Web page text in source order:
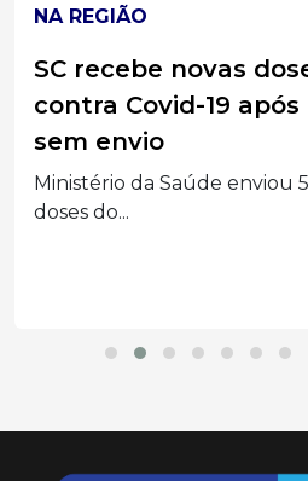
NA REGIÃO
SC recebe novas
contra Covid-19
sem envio
Ministério da Saúde enviou
doses do...